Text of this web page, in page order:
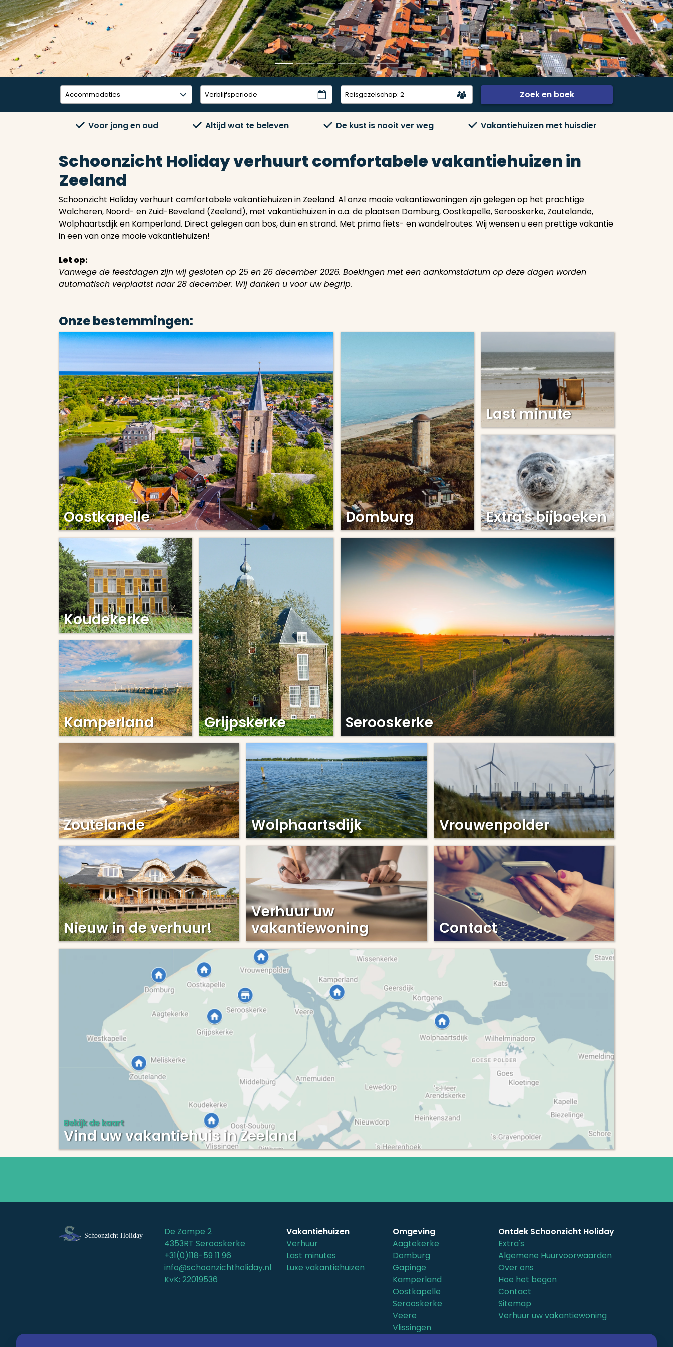
Reisgezelschap: 2 Zoek en boek
Voor jong en oud Altijd wat te beleven De kust is nooit ver weg Vakantiehuizen met huisdier
Schoonzicht Holiday verhuurt comfortabele vakantiehuizen in
Zeeland
Schoonzicht Holiday verhuurt comfortabele vakantiehuizen in Zeeland. Al onze mooie vakantiewoningen zijn gelegen op het prachtige
Walcheren, Noord- en Zuid-Beveland (Zeeland), met vakantiehuizen in o.a. de plaatsen Domburg, Oostkapelle, Serooskerke, Zoutelande,
Wolphaartsdijk en Kamperland. Direct gelegen aan bos, duin en strand. Met prima fiets- en wandelroutes. Wij wensen u een prettige vakantie
in een van onze mooie vakantiehuizen!
Let op:
Vanwege de feestdagen zijn wij gesloten op 25 en 26 december 2026. Boekingen met een aankomstdatum op deze dagen worden
automatisch verplaatst naar 28 december. Wij danken u voor uw begrip.
Onze bestemmingen:
Oostkapelle Domburg
Last minute
Extra's bijboeken
Serooskerke
Grijpskerke
Koudekerke
Kamperland
Zoutelande Wolphaartsdijk Vrouwenpolder
Nieuw in de verhuur!
Verhuur uw
vakantiewoning
Contact
Bekijk de kaart
Vind uw vakantiehuis in Zeeland
De Zompe 2
4353RT Serooskerke
+31(0)118-59 11 96
info@schoonzichtholiday.nl
KvK: 22019536
Vakantiehuizen
Verhuur
Last minutes
Luxe vakantiehuizen
Omgeving
Aagtekerke
Domburg
Gapinge
Kamperland
Oostkapelle
Serooskerke
Veere
Vlissingen
Ontdek Schoonzicht Holiday
Extra's
Algemene Huurvoorwaarden
Over ons
Hoe het begon
Contact
Sitemap
Verhuur uw vakantiewoning